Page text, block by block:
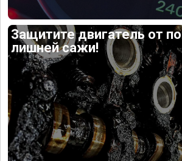
Защитите двигатель от
лишней сажи!